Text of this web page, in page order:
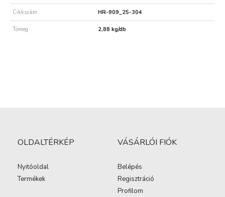
Cikkszám HR-909_25-304
Tömeg 2,88 kg/db
OLDALTÉRKÉP
Nyitóoldal
Termékek
VÁSÁRLÓI FIÓK
Belépés
Regisztráció
Profilom